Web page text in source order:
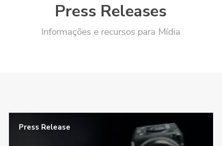
Press Releases
Informações e recursos para Mídia
Press Release